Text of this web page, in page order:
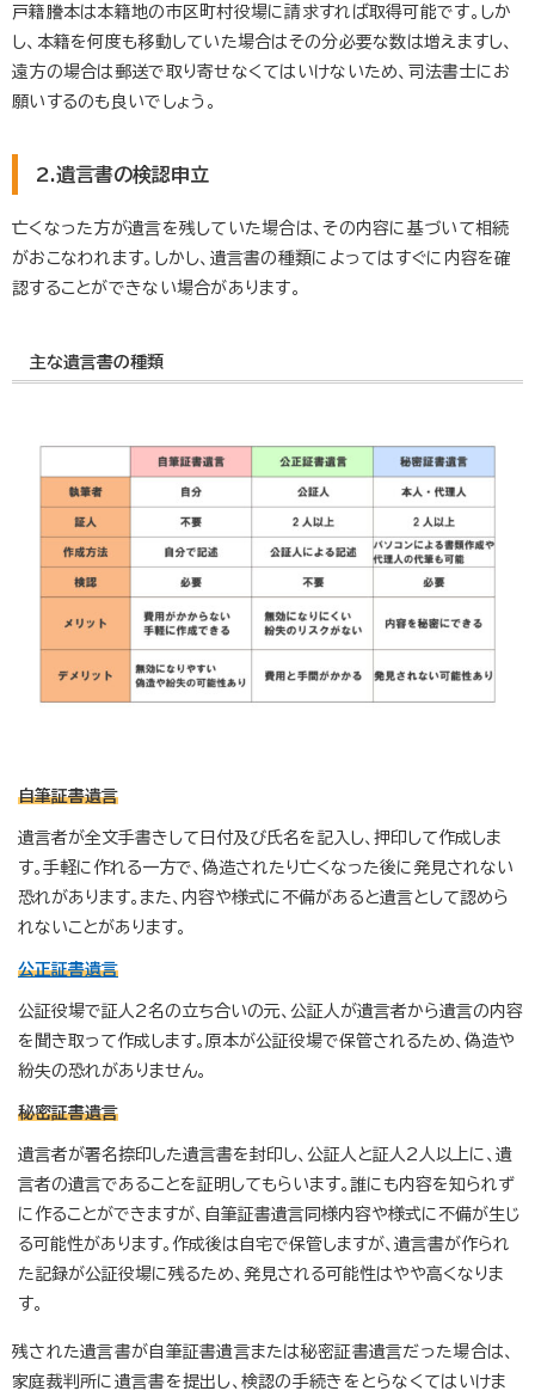
戸籍謄本は本籍地の市区町村役場に請求すれば取得可能です。しか
し、本籍を何度も移動していた場合はその分必要な数は増えますし、
遠方の場合は郵送で取り寄せなくてはいけないため、司法書士にお
願いするのも良いでしょう。
2.遺言書の検認申立
亡くなった方が遺言を残していた場合は、その内容に基づいて相続
がおこなわれます。しかし、遺言書の種類によってはすぐに内容を確
認することができない場合があります。
主な遺言書の種類
自筆証書遺言
遺言者が全文手書きして日付及び氏名を記入し、押印して作成しま
す。手軽に作れる一方で、偽造されたり亡くなった後に発見されない
恐れがあります。また、内容や様式に不備があると遺言として認めら
れないことがあります。
公正証書遺言
公証役場で証人2名の立ち合いの元、公証人が遺言者から遺言の内容
を聞き取って作成します。原本が公証役場で保管されるため、偽造や
紛失の恐れがありません。
秘密証書遺言
遺言者が署名捺印した遺言書を封印し、公証人と証人2人以上に、遺
言者の遺言であることを証明してもらいます。誰にも内容を知られず
に作ることができますが、自筆証書遺言同様内容や様式に不備が生じ
る可能性があります。作成後は自宅で保管しますが、遺言書が作られ
た記録が公証役場に残るため、発見される可能性はやや高くなりま
す。
残された遺言書が自筆証書遺言または秘密証書遺言だった場合は、
家庭裁判所に遺言書を提出し、検認の手続きをとらなくてはいけま